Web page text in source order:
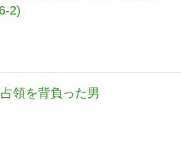
2)
領を背負った男